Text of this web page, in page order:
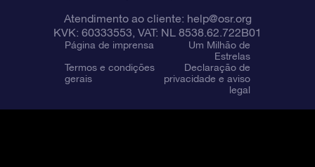
Atendimento ao cliente: help@osr.org
KVK: 60333553, VAT: NL 8538.62.722B01
Página de imprensa
Um Milhão de
Estrelas
Termos e condições
gerais
Declaração de
privacidade e aviso
legal